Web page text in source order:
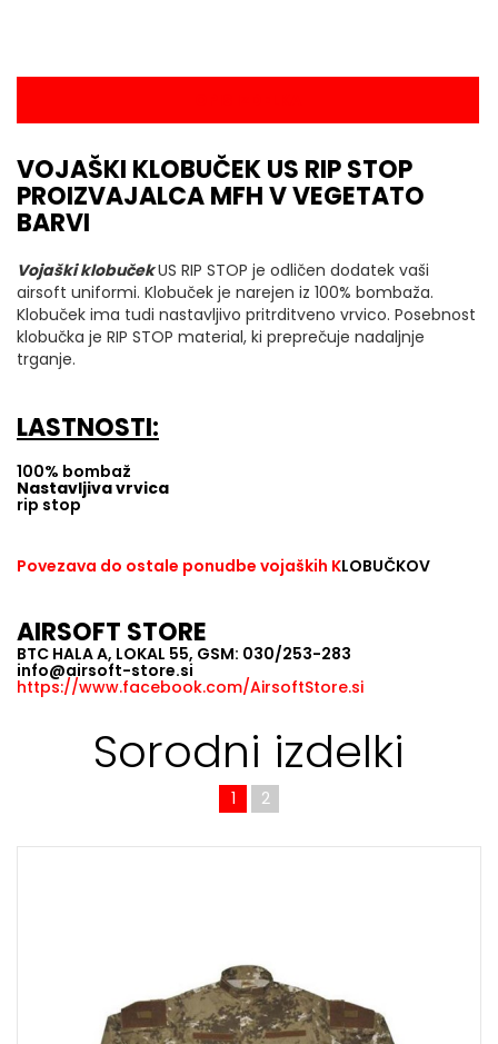
VOJAŠKI KLOBUČEK US RIP STOP
PROIZVAJALCA MFH V VEGETATO
BARVI
Vojaški klobučekUS RIP STOP je odličen dodatek vaši
airsoft uniformi. Klobuček je narejen iz 100% bombaža.
Klobuček ima tudi nastavljivo pritrditveno vrvico. Posebnost
klobučka je RIP STOP material, ki preprečuje nadaljnje
trganje.
LASTNOSTI:
100% bombaž
Nastavljiva vrvica
rip stop
Povezava do ostale ponudbe vojaških KLOBUČKOV
AIRSOFT STORE
BTC HALA A, LOKAL 55, GSM: 030/253-283
info@airsoft-store.si
https://www.facebook.com/AirsoftStore.si
Sorodni izdelki
1 2